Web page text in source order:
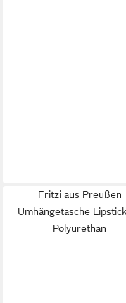
Fritzi aus Preußen
Umhängetasche
Polyurethan